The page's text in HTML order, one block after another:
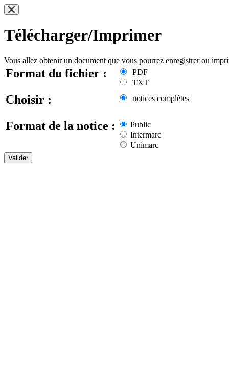
Télécharger/Imprimer
Vous allez obtenir un document que vous pourrez enregistrer ou
Format du fichier :
PDF
TXT
Choisir : notices complètes
Format de la notice :
Public
Intermarc
Unimarc